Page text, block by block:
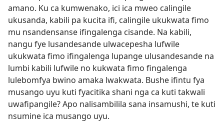
amano. Ku ca kumwenako, ici ica mweo calingile
ukusanda, kabili pa kucita ifi, calingile ukukwata fimo
mu nsandensanse ifingalenga cisande. Na kabili,
nangu fye lusandesande ulwacepesha lufwile
ukukwata fimo ifingalenga lupange ulusandesande na
lumbi kabili lufwile no kukwata fimo fingalenga
lulebomfya bwino amaka lwakwata. Bushe ifintu fya
musango uyu kuti fyacitika shani nga ca kuti takwali
uwafipangile? Apo nalisambilila sana insamushi, te kuti
nsumine ica musango uyu.